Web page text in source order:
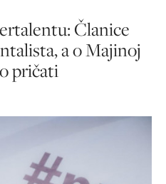
Članice
a o Majinoj
pričati